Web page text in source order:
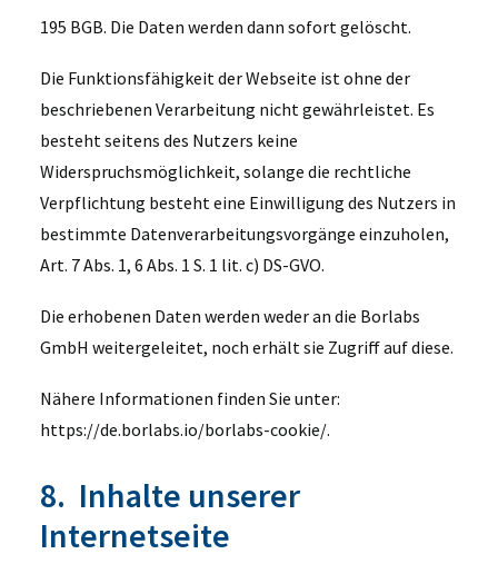
195 BGB. Die Daten werden dann sofort gelöscht.
Die Funktionsfähigkeit der Webseite ist ohne der
beschriebenen Verarbeitung nicht gewährleistet. Es
besteht seitens des Nutzers keine
Widerspruchsmöglichkeit, solange die rechtliche
Verpflichtung besteht eine Einwilligung des Nutzers in
bestimmte Datenverarbeitungsvorgänge einzuholen,
Art. 7 Abs. 1, 6 Abs. 1 S. 1 lit. c) DS-GVO.
Die erhobenen Daten werden weder an die Borlabs
GmbH weitergeleitet, noch erhält sie Zugriff auf diese.
Nähere Informationen finden Sie unter:
https://de.borlabs.io/borlabs-cookie/.
8. Inhalte unserer
Internetseite